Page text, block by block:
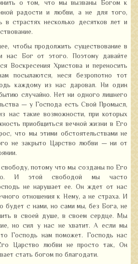
о том, что мы вызваны Богом к
радости и любви, а не для того,
страстях несколько десятков лет и
чтобы продолжить существование в
нас Бог от этого. Поэтому давайте
Воскресения Христова и переносить
посылаются, неся безропотно тот
каждому из нас даровал. Ни один
случайно. Нет ни одного лишнего
— у Господа есть Свой Промысл,
нас такие возможности, при которых
приобщиться вечной жизни в Его
что мы этими обстоятельствами не
не закрыто Царство любви — ни от
потому что мы созданы по Его
И этой свободой мы часто
не нарушает ее. Он ждет от нас
отношения к Нему, а не страха. И
будет с нами, но сами мы, без Бога, не
в своей душе, в своем сердце. Мы
но сил у нас не хватит. А если мы
Господь нам поможет. Господь нас
Царство любви не просто так, Он
стать богом по благодати.